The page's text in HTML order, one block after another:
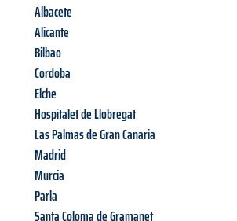
Albacete
Alicante
Bilbao
Cordoba
Elche
Hospitalet de Llobregat
Las Palmas de Gran Canaria
Madrid
Murcia
Parla
Santa Coloma de Gramanet